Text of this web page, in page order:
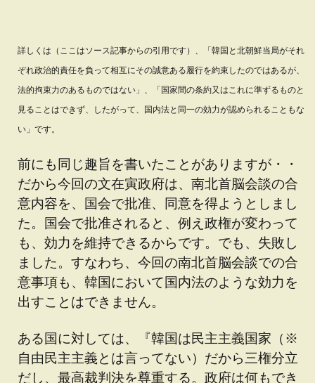
詳しくは（ここはソース記事からの引用です）、「韓国と北朝鮮当局がそれ
ぞれ政治的責任を負って相互にその誠意ある履行を約束したのではあるが、
法的拘束力のあるものではない」、「国家間の条約又はこれに準ずるものと
見ることはできず、したがって、国内法と同一の効力が認められることもな
い」です。
前にも同じ趣旨を書いたことがありますが・・
だから今回の文在寅政府は、南北首脳会談の合
意内容を、国会で批准、同意を得ようとしまし
た。国会で批准されると、例え政権が変わって
も、効力を維持できるからです。でも、失敗し
ました。すなわち、今回の南北首脳会談での合
意事項も、韓国において国内法のような効力を
出すことはできません。
ある国に対しては、『韓国は民主主義国家（※
自由民主主義とは言ってない）だから三権分立
だし、最高裁判決を尊重する。政府は何もでき